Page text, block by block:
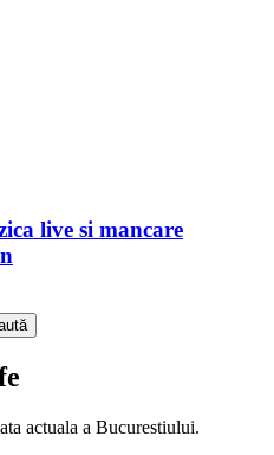
live si mancare
actuala a Bucurestiului.